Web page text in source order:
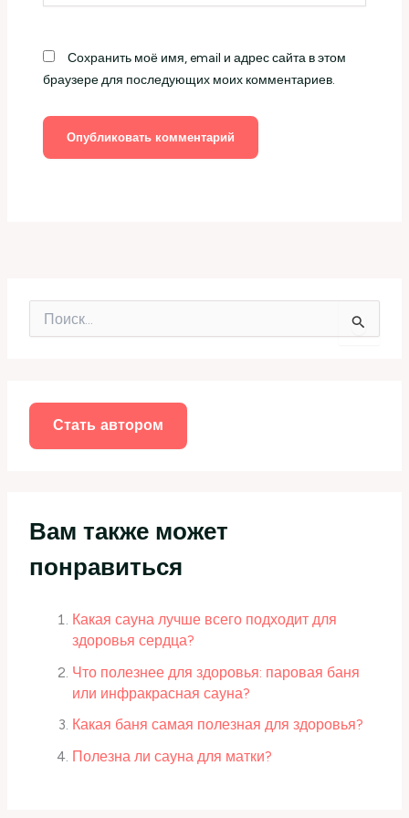
Сохранить моё имя, email и адрес сайта в этом
браузере для последующих моих комментариев.
Стать автором
Вам также может
понравиться
Какая сауна лучше всего подходит для
здоровья сердца?
Что полезнее для здоровья: паровая баня
или инфракрасная сауна?
Какая баня самая полезная для здоровья?
Полезна ли сауна для матки?